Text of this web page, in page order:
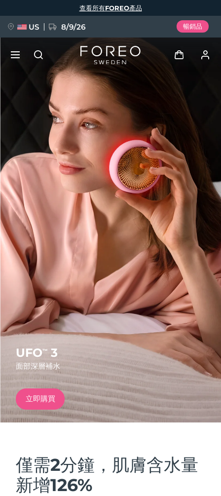
UFO™ 3
面部深層補水
立即購買
僅需2分鐘，肌膚含水量
新增126%
查看所有FOREO產品
US 8/9/26 暢銷品
用戶信息
我的設備
我的訂單
我的地址
我的訂閱
FAQ™ Pure Beauty-Tech Elixir
BREAKING NEWS
issa™ Teeth Whitening Set
FAQ™ Dual LED Panel
熱門產品
特別優惠
紅光療法
Deutsch
Español
Français
Italiano
Português
Polski
Svenska
Русский
Türkçe
简体中文 繁體中文
發貨國家
美國 預計送達日期 9/8/26
英國 預計送達日期 8/8/26
西班牙 預計送達日期8/8/26
澳洲 預計送達日期11/8/26
預計送達日期8/8/26
德國 預計送達日期 8/8/26
加拿大 預計送達日期
奧地利 預計送達日期 8/8/26
巴林